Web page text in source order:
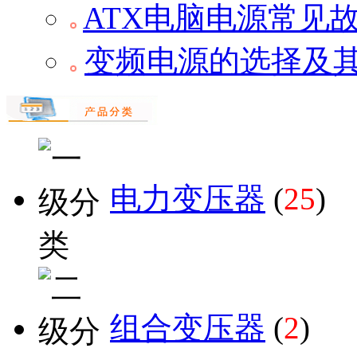
ATX电脑电源常见
变频电源的选择及
电力变压器 (25)
组合变压器 (2)